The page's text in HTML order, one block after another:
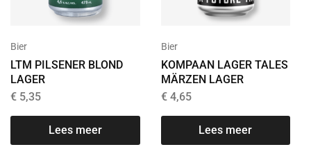
Bier
LTM PILSENER BLOND
LAGER
€ 5,35
Lees meer
Bier
KOMPAAN LAGER TALES
MÄRZEN LAGER
€4,65
Lees meer